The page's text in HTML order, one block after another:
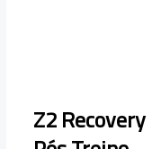
Z2